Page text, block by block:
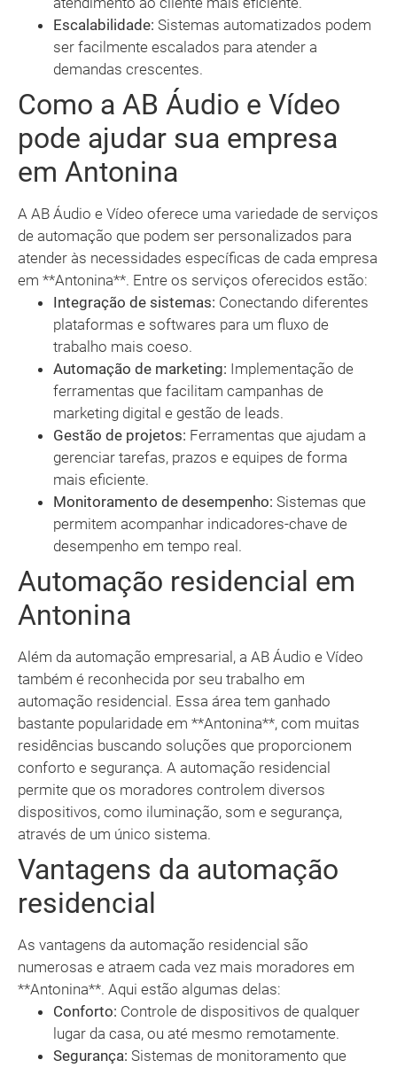
Escalabilidade: Sistemas automatizados podem
ser facilmente escalados para atender a
demandas crescentes.
Como a AB Áudio e Vídeo
pode ajudar sua empresa
em Antonina
A AB Áudio e Vídeo oferece uma variedade de serviços
de automação que podem ser personalizados para
atender às necessidades específicas de cada empresa
em **Antonina**. Entre os serviços oferecidos estão:
Integração de sistemas: Conectando diferentes
plataformas e softwares para um fluxo de
trabalho mais coeso.
Automação de marketing: Implementação de
ferramentas que facilitam campanhas de
marketing digital e gestão de leads.
Gestão de projetos: Ferramentas que ajudam a
gerenciar tarefas, prazos e equipes de forma
mais eficiente.
Monitoramento de desempenho: Sistemas que
permitem acompanhar indicadores-chave de
desempenho em tempo real.
Automação residencial em
Antonina
Além da automação empresarial, a AB Áudio e Vídeo
também é reconhecida por seu trabalho em
automação residencial. Essa área tem ganhado
bastante popularidade em **Antonina**, com muitas
residências buscando soluções que proporcionem
conforto e segurança. A automação residencial
permite que os moradores controlem diversos
dispositivos, como iluminação, som e segurança,
através de um único sistema.
Vantagens da automação
residencial
As vantagens da automação residencial são
numerosas e atraem cada vez mais moradores em
**Antonina**. Aqui estão algumas delas:
Conforto: Controle de dispositivos de qualquer
lugar da casa, ou até mesmo remotamente.
Segurança: Sistemas de monitoramento que